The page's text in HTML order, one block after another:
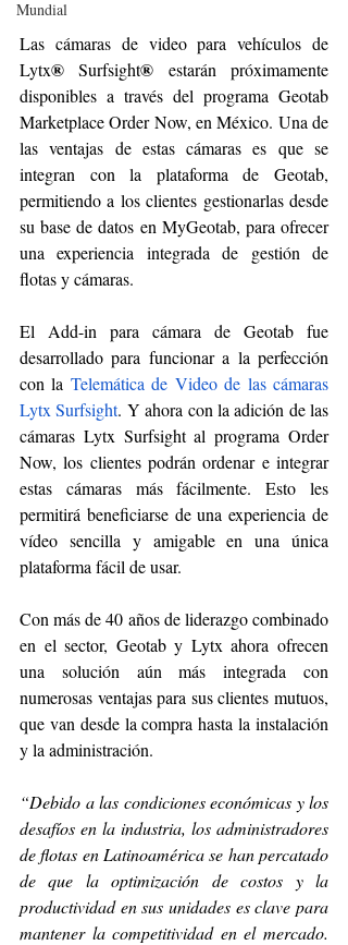
Mundial
Las cámaras de video para vehículos de
Lytx® Surfsight® estarán próximamente
disponibles a través del programa Geotab
Marketplace Order Now, en México. Una de
las ventajas de estas cámaras es que se
integran con la plataforma de Geotab,
permitiendo a los clientes gestionarlas desde
su base de datos en MyGeotab, para ofrecer
una experiencia integrada de gestión de
flotas y cámaras.
El Add-in para cámara de Geotab fue
desarrollado para funcionar a la perfección
con la Telemática de Video de las cámaras
Lytx Surfsight. Y ahora con la adición de las
cámaras Lytx Surfsight al programa Order
Now, los clientes podrán ordenar e integrar
estas cámaras más fácilmente. Esto les
permitirá beneficiarse de una experiencia de
vídeo sencilla y amigable en una única
plataforma fácil de usar.
Con más de 40 años de liderazgo combinado
en el sector, Geotab y Lytx ahora ofrecen
una solución aún más integrada con
numerosas ventajas para sus clientes mutuos,
que van desde la compra hasta la instalación
y la administración.
“Debido a las condiciones económicas y los
desafíos en la industria, los administradores
de flotas en Latinoamérica se han percatado
de que la optimización de costos y la
productividad en sus unidades es clave para
mantener la competitividad en el mercado.